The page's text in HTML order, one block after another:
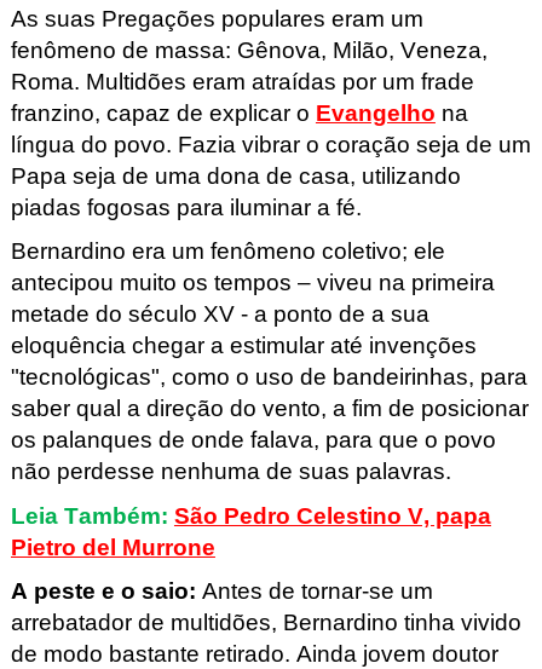
As suas Pregações populares eram um
fenômeno de massa: Gênova, Milão, Veneza,
Roma. Multidões eram atraídas por um frade
franzino, capaz de explicar o Evangelho na
língua do povo. Fazia vibrar o coração seja de um
Papa seja de uma dona de casa, utilizando
piadas fogosas para iluminar a fé.
Bernardino era um fenômeno coletivo; ele
antecipou muito os tempos – viveu na primeira
metade do século XV - a ponto de a sua
eloquência chegar a estimular até invenções
"tecnológicas", como o uso de bandeirinhas, para
saber qual a direção do vento, a fim de posicionar
os palanques de onde falava, para que o povo
não perdesse nenhuma de suas palavras.
Leia Também: São Pedro Celestino V, papa
Pietro del Murrone
A peste e o saio: Antes de tornar-se um
arrebatador de multidões, Bernardino tinha vivido
de modo bastante retirado. Ainda jovem doutor